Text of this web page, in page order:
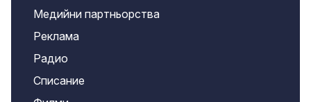
Медийни партньорства
Реклама
Радио
Списание